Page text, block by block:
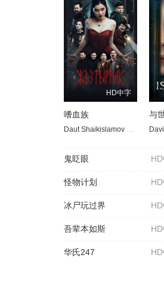
HD中字
嗜血族
Daut Shaikislamov Syrym
与
鬼眨眼
怪物计划
冰尸玩过界
吾辈本如斯
华氏247